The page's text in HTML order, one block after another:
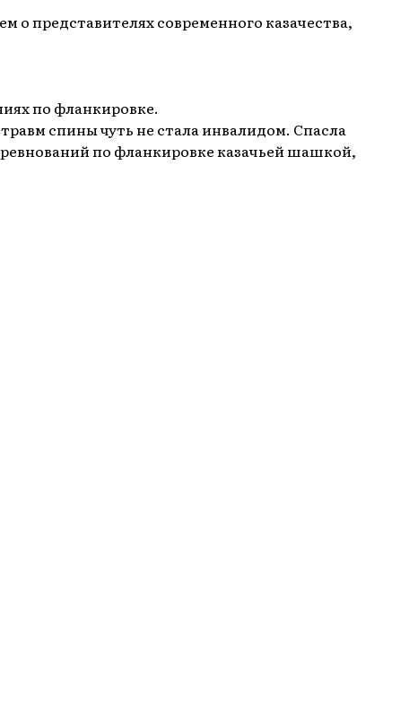
о представителях современного казачества,
по фланкировке.
спины чуть не стала инвалидом. Спасла
по фланкировке казачьей шашкой,